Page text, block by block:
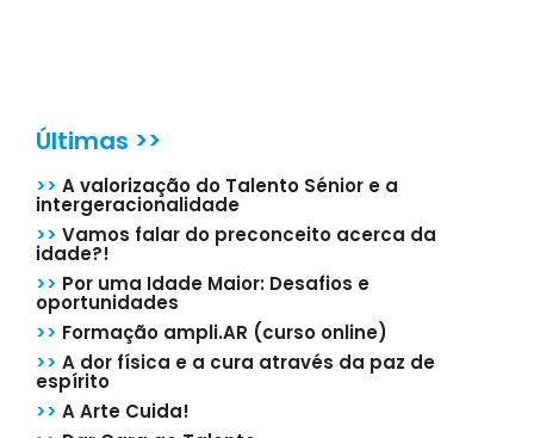
Últimas >>
>> A valorização do Talento Sénior e a
intergeracionalidade
>> Vamos falar do preconceito acerca da
idade?!
>> Por uma Idade Maior: Desafios e
oportunidades
>> Formação ampli.AR (curso online)
>> A dor física e a cura através da paz de
espírito
>> A Arte Cuida!